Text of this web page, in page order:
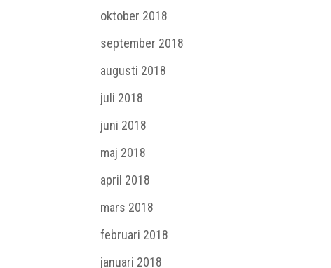
oktober 2018
september 2018
augusti 2018
juli 2018
juni 2018
maj 2018
april 2018
mars 2018
februari 2018
januari 2018